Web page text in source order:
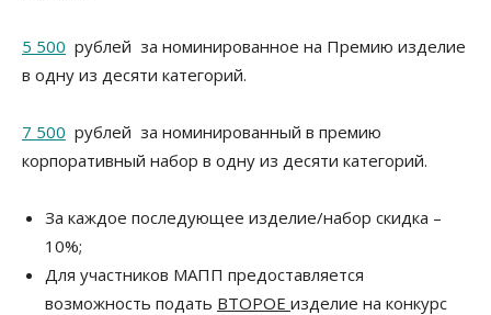
5 500 рублей за номинированное на Премию изделие
в одну из десяти категорий.
7 500 рублей за номинированный в премию
корпоративный набор в одну из десяти категорий.
За каждое последующее изделие/набор скидка –
10%;
Для участников МАПП предоставляется
возможность подать ВТОРОЕ изделие на конкурс